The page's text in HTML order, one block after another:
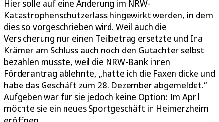
Hier solle auf eine Änderung im NRW-
Katastrophenschutzerlass hingewirkt werden, in dem
dies so vorgeschrieben wird. Weil auch die
Versicherung nur einen Teilbetrag ersetzte und Ina
Krämer am Schluss auch noch den Gutachter selbst
bezahlen musste, weil die NRW-Bank ihren
Förderantrag ablehnte, „hatte ich die Faxen dicke und
habe das Geschäft zum 28. Dezember abgemeldet.“
Aufgeben war für sie jedoch keine Option: Im April
möchte sie ein neues Sportgeschäft in Heimerzheim